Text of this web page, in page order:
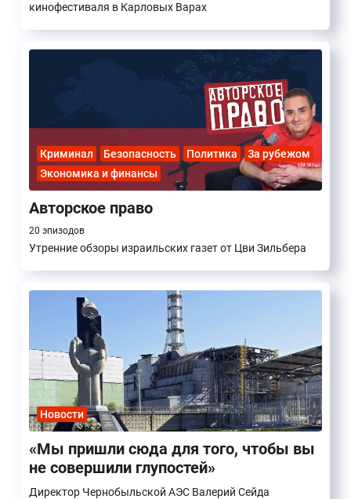
кинофестиваля в Карловых Варах
Криминал Безопасность Политика
За рубежом
Экономика и финансы
Авторское право
20 эпизодов
Утренние обзоры израильских газет от Цви Зильбера
Новости
«Мы пришли сюда для того, чтобы вы
не совершили глупостей»
Директор Чернобыльской АЭС Валерий Сейда